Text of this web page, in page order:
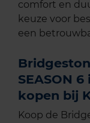
comfort en
keuze voor
een
SEASON
kopen bij
Koop de